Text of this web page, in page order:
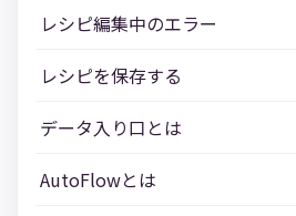
レシピ編集中のエラー
レシピを保存する
データ入り口とは
AutoFlowとは